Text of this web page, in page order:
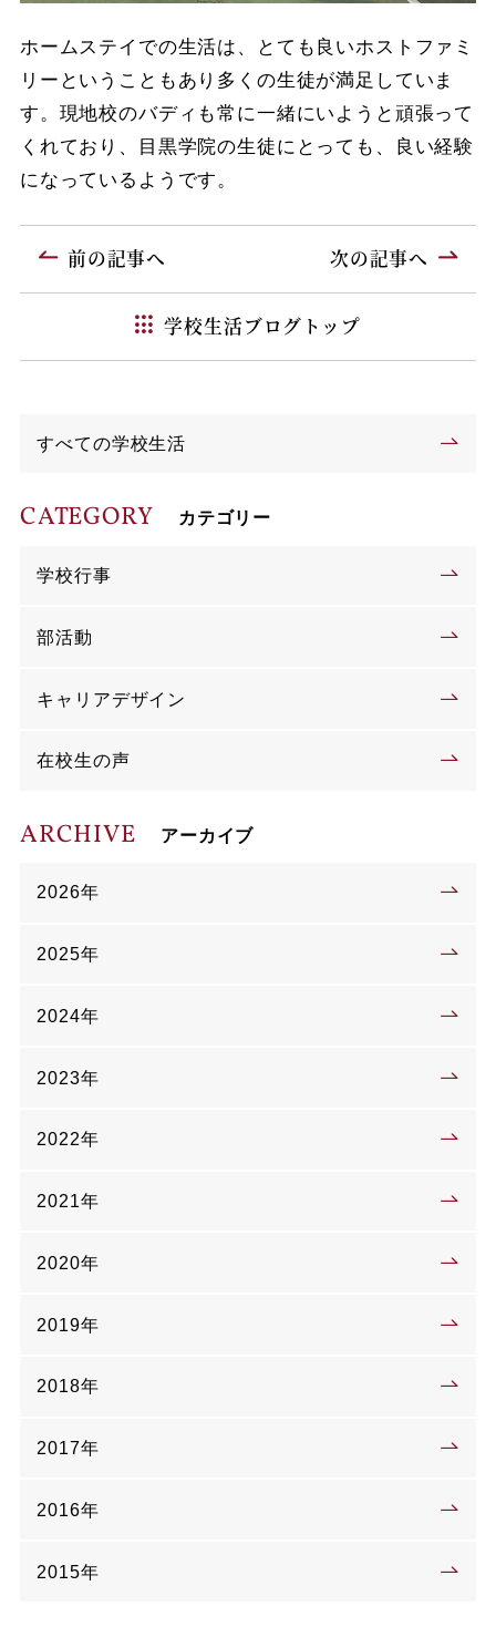
ホームステイでの生活は、とても良いホストファミ
リーということもあり多くの生徒が満足していま
す。現地校のバディも常に一緒にいようと頑張って
くれており、目黒学院の生徒にとっても、良い経験
になっているようです。
前の記事へ
学校生活ブログトップ
次の記事へ
すべての学校生活
CATEGORY カテゴリー
学校行事
部活動
キャリアデザイン
在校生の声
ARCHIVE アーカイブ
2026年
2025年
2024年
2023年
2022年
2021年
2020年
2019年
2018年
2017年
2016年
2015年